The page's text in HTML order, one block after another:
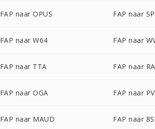
FAP naar OPUS FAP naar
FAP naar W64 FAP naar
FAP naar TTA FAP naar RA
FAP naar OGA FAP naar
FAP naar MAUD FAP naar